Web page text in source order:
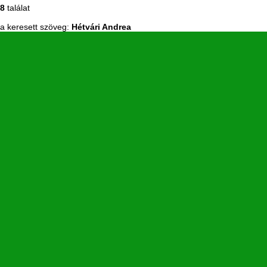
8 találat
a keresett szöveg: Hétvári Andrea